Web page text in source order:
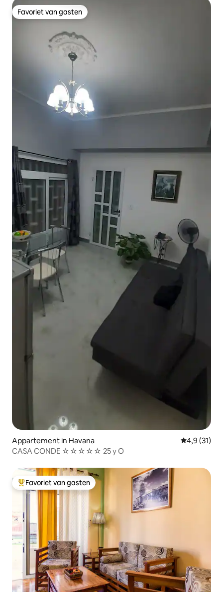
Favoriet van gasten
Favoriet van gasten
Appartement in Havana
4,9 (31)
CASA CONDE ☆☆☆☆☆ 25 y O
Topfavoriet van gasten
Favoriet van gasten